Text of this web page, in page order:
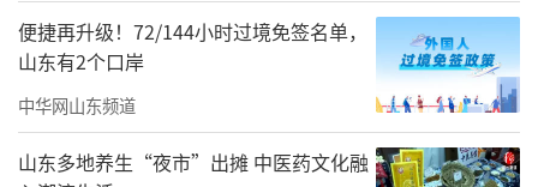
便捷再升级！72/144小时过境免签名单，
山东有2个口岸
中华网山东频道
山东多地养生“夜市”出摊 中医药文化融